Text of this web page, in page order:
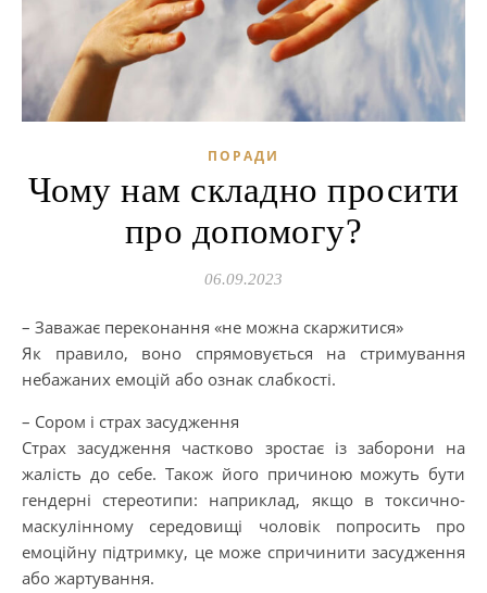
ПОРАДИ
Чому нам складно просити
про допомогу?
06.09.2023
– Заважає переконання «не можна скаржитися»
Як правило, воно спрямовується на стримування
небажаних емоцій або ознак слабкості.
– Сором і страх засудження
Страх засудження частково зростає із заборони на
жалість до себе. Також його причиною можуть бути
гендерні стереотипи: наприклад, якщо в токсично-
маскулінному середовищі чоловік попросить про
емоційну підтримку, це може спричинити засудження
або жартування.